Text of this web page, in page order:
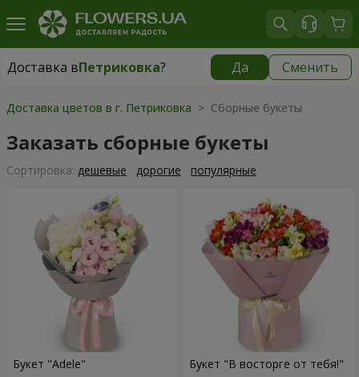
Доставка вПетриковка? Да Сменить
Доставка вПетриковка|
Доставка цветов в г. Петриковка > Сборные букеты
Заказать сборные букеты
Cортировка: дешевые дорогие популярные
Букет "Adele" Букет "В восторге от тебя!"